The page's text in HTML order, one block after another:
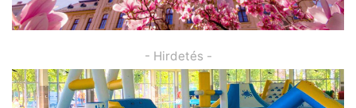
- Hirdetés -